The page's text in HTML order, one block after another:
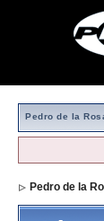
Pedro de la
Pedro de la